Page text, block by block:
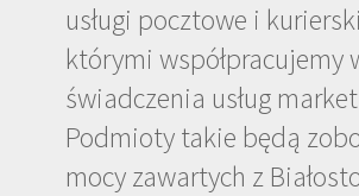
usługi pocztowe i
którymi współpracujemy
świadczenia usług
Podmioty takie będą
mocy zawartych z